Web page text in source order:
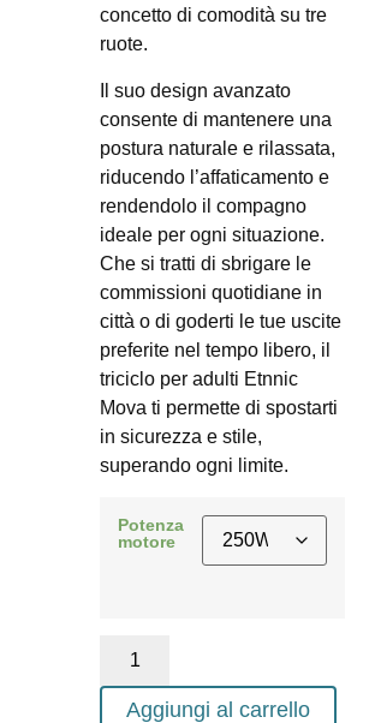
concetto di comodità su tre
ruote.
Il suo design avanzato
consente di mantenere una
postura naturale e rilassata,
riducendo l’affaticamento e
rendendolo il compagno
ideale per ogni situazione.
Che si tratti di sbrigare le
commissioni quotidiane in
città o di goderti le tue uscite
preferite nel tempo libero, il
triciclo per adulti Etnnic
Mova ti permette di spostarti
in sicurezza e stile,
superando ogni limite.
Potenza
motore
Aggiungi al carrello